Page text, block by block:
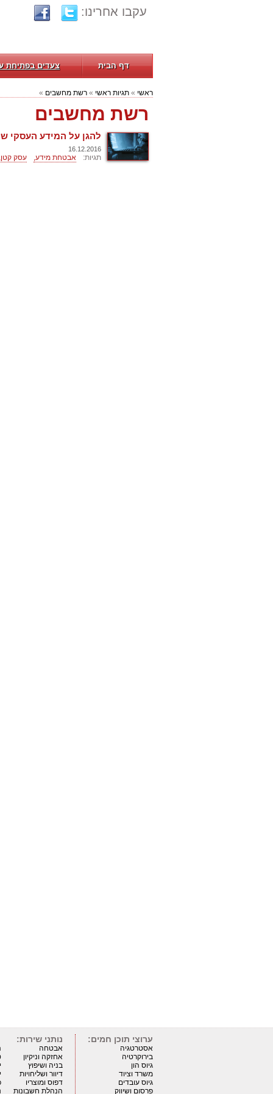
עקבו אחרינו:
דף הבית צעדים בפתיחת
ראשי » תגיות ראשי » רשת מחשבים »
רשת מחשבים
להגן על המידע העסקי
16.12.2016
תגיות: אבטחת מידע, עסק קטן,
ערוצי תוכן חמים:
אסטרטגיה
בירוקרטיה
גיוס הון
משרד וציוד
גיוס עובדים
פרסום ושיווק
נותני שירות:
אבטחה
אחזקה וניקיון
בניה ושיפוץ
דיוור ושליחויות
דפוס ומוצריו
הנהלת חשבונות